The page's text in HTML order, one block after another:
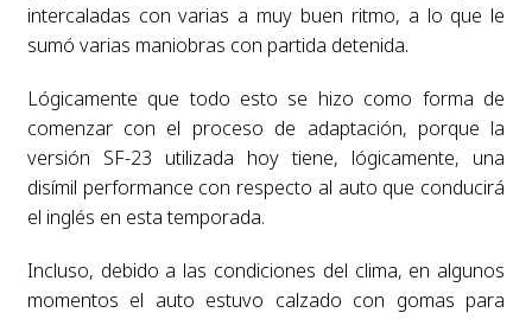
intercaladas con varias a muy buen ritmo, a lo que le
sumó varias maniobras con partida detenida.
Lógicamente que todo esto se hizo como forma de
comenzar con el proceso de adaptación, porque la
versión SF-23 utilizada hoy tiene, lógicamente, una
disímil performance con respecto al auto que conducirá
el inglés en esta temporada.
Incluso, debido a las condiciones del clima, en algunos
momentos el auto estuvo calzado con gomas para